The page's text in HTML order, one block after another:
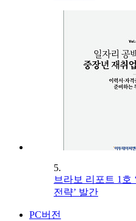
5.
브라보 리포트 1호
전략’ 발간
PC버전